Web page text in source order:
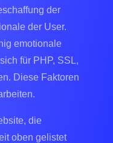
der
der User.
emotionale
für PHP, SSL,
Diese Faktoren
die
oben gelistet